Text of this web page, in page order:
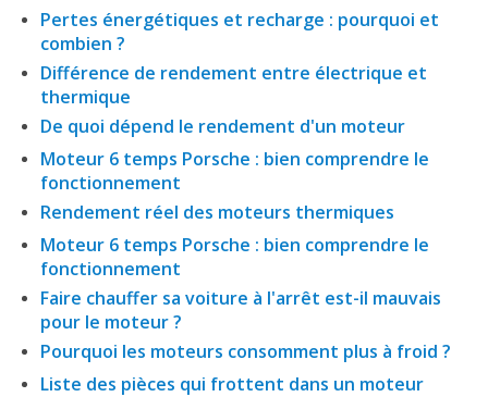
Pertes énergétiques et recharge : pourquoi et
combien ?
Différence de rendement entre électrique et
thermique
De quoi dépend le rendement d'un moteur
Moteur 6 temps Porsche : bien comprendre le
fonctionnement
Rendement réel des moteurs thermiques
Moteur 6 temps Porsche : bien comprendre le
fonctionnement
Faire chauffer sa voiture à l'arrêt est-il mauvais
pour le moteur ?
Pourquoi les moteurs consomment plus à froid ?
Liste des pièces qui frottent dans un moteur